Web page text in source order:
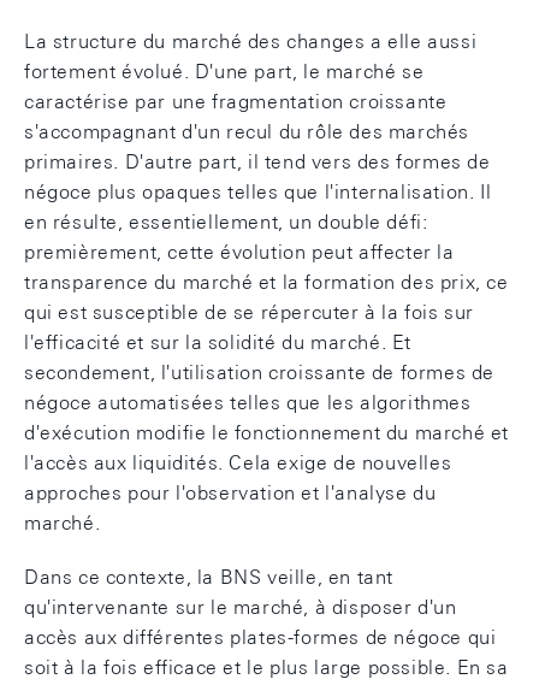
La structure du marché des changes a elle aussi
fortement évolué. D'une part, le marché se
caractérise par une fragmentation croissante
s'accompagnant d'un recul du rôle des marchés
primaires. D'autre part, il tend vers des formes de
négoce plus opaques telles que l'internalisation. Il
en résulte, essentiellement, un double défi:
premièrement, cette évolution peut affecter la
transparence du marché et la formation des prix, ce
qui est susceptible de se répercuter à la fois sur
l'efficacité et sur la solidité du marché. Et
secondement, l'utilisation croissante de formes de
négoce automatisées telles que les algorithmes
d'exécution modifie le fonctionnement du marché et
l'accès aux liquidités. Cela exige de nouvelles
approches pour l'observation et l'analyse du
marché.
Dans ce contexte, la BNS veille, en tant
qu'intervenante sur le marché, à disposer d'un
accès aux différentes plates-formes de négoce qui
soit à la fois efficace et le plus large possible. En sa